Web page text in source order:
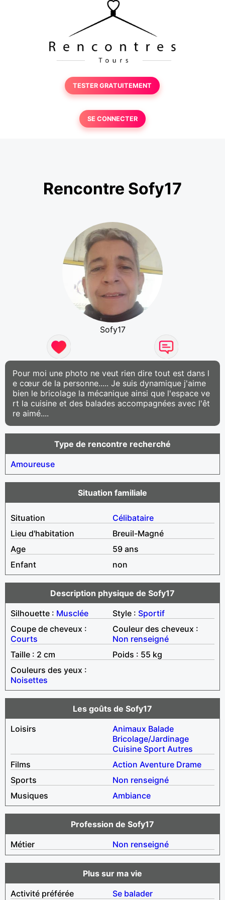
TESTER GRATUITEMENT
SE CONNECTER
Rencontre Sofy17
Sofy17
Pour moi une photo ne veut rien dire tout est dans l
e cœur de la personne..... Je suis dynamique j'aime
bien le bricolage la mécanique ainsi que l'espace ve
rt la cuisine et des balades accompagnées avec l'êt
re aimé....
Type de rencontre recherché
Amoureuse
Situation familiale
Situation
Célibataire
Lieu d'habitation
Breuil-Magné
Age
59 ans
Enfant
non
Description physique de Sofy17
Silhouette : Musclée Style : Sportif
Coupe de cheveux :
Courts
Couleur des cheveux :
Non renseigné
Taille : 2 cm
Poids : 55 kg
Couleurs des yeux :
Noisettes
Les goûts de Sofy17
Loisirs
Animaux Balade
Bricolage/Jardinage
Cuisine Sport Autres
Films
Action Aventure Drame
Sports
Non renseigné
Musiques
Ambiance
Profession de Sofy17
Métier
Non renseigné
Plus sur ma vie
Activité préférée
Se balader